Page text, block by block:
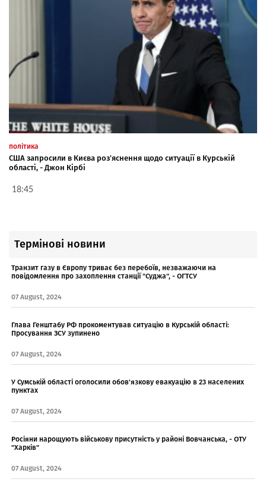
політика
США запросили в Києва роз'яснення щодо ситуації в Курській
області, - Джон Кірбі
18:45
Термінові новини
Транзит газу в Європу триває без перебоїв, незважаючи на
повідомлення про захоплення станції "Суджа", - ОГТСУ
07 August, 2024
Глава Генштабу РФ прокоментував ситуацію в Курській області:
Просування ЗСУ зупинено
07 August, 2024
У Сумській області оголосили обов'язкову евакуацію в 23 населених
пунктах
07 August, 2024
Росіяни нарощують військову присутність у районі Вовчанська, - ОТУ
"Харків"
07 August, 2024